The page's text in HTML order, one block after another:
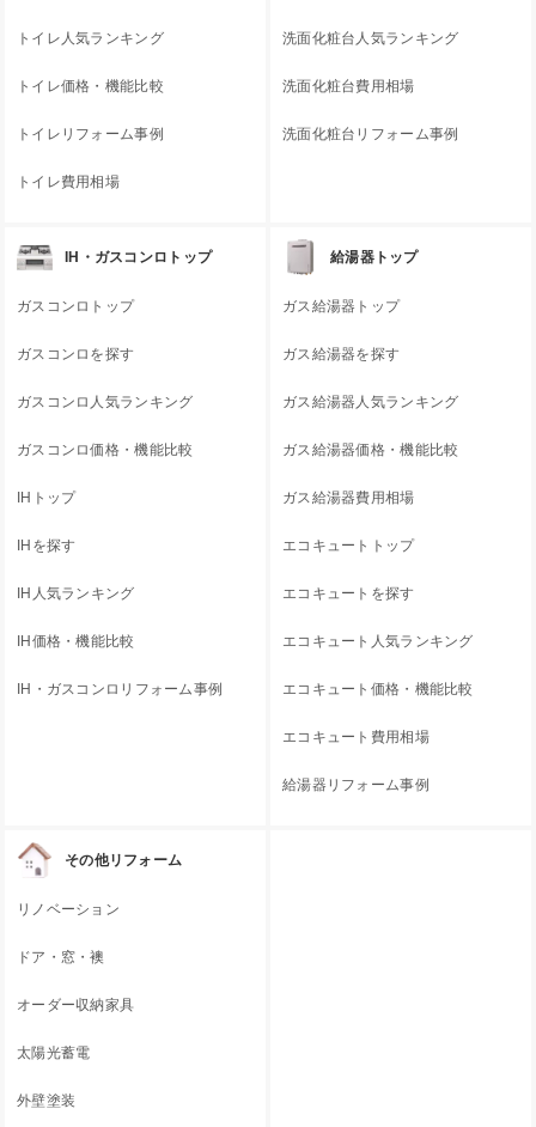
トイレ人気ランキング
トイレ価格・機能比較
トイレリフォーム事例
トイレ費用相場
洗面化粧台人気ランキング
洗面化粧台費用相場
洗面化粧台リフォーム事例
IH・ガスコンロトップ
ガスコンロトップ
ガスコンロを探す
ガスコンロ人気ランキング
ガスコンロ価格・機能比較
IHトップ
IHを探す
IH人気ランキング
IH価格・機能比較
IH・ガスコンロリフォーム事例
給湯器トップ
ガス給湯器トップ
ガス給湯器を探す
ガス給湯器人気ランキング
ガス給湯器価格・機能比較
ガス給湯器費用相場
エコキュートトップ
エコキュートを探す
エコキュート人気ランキング
エコキュート価格・機能比較
エコキュート費用相場
給湯器リフォーム事例
その他リフォーム
リノベーション
ドア・窓・襖
オーダー収納家具
太陽光蓄電
外壁塗装